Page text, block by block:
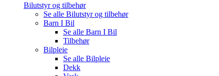
Bilutstyr og tilbehør
Se alle Bilutstyr og tilbehør
Barn I Bil
Se alle Barn I Bil
Tilbehør
Bilpleie
Se alle Bilpleie
Dekk